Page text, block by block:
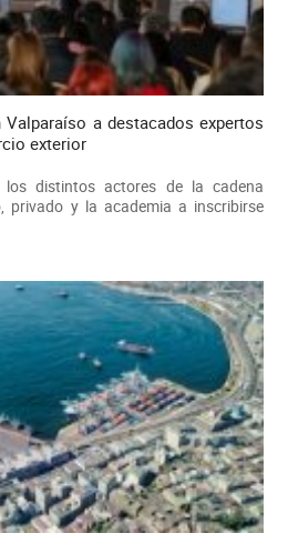
Valparaíso a destacados expertos
exterior
distintos actores de la cadena
privado y la academia a inscribirse